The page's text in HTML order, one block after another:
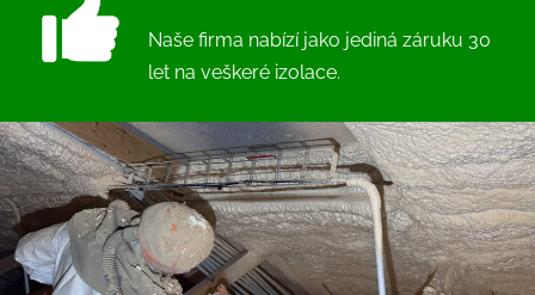
Naše firma nabízí jako jediná záruku 30
let na veškeré izolace.